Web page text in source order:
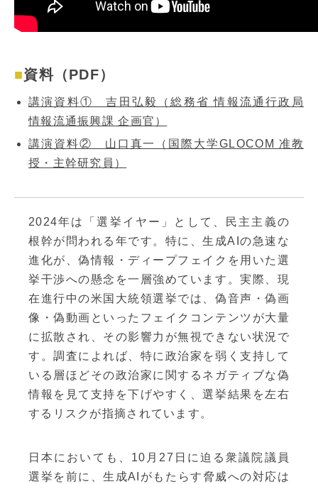
資料（PDF）
講演資料① 吉田弘毅（総務省 情報流通行政局
情報流通振興課 企画官）
講演資料② 山口真一（国際大学GLOCOM 准教
授・主幹研究員）
2024年は「選挙イヤー」として、民主主義の
根幹が問われる年です。特に、生成AIの急速な
進化が、偽情報・ディープフェイクを用いた選
挙干渉への懸念を一層強めています。実際、現
在進行中の米国大統領選挙では、偽音声・偽画
像・偽動画といったフェイクコンテンツが大量
に拡散され、その影響力が無視できない状況で
す。調査によれば、特に政治家を弱く支持して
いる層ほどその政治家に関するネガティブな偽
情報を見て支持を下げやすく、選挙結果を左右
するリスクが指摘されています。
日本においても、10月27日に迫る衆議院議員
選挙を前に、生成AIがもたらす脅威への対応は